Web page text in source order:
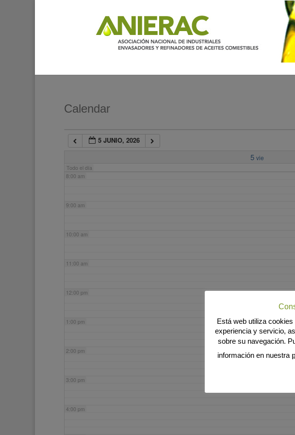
Calendar
5 JUNIO, 2026
5 vie
Todo el día
7:00 am
8:00 am
9:00 am
10:00 am
11:00 am
12:00 pm
1:00 pm
2:00 pm
3:00 pm
4:00 pm
Está web utiliza
experiencia y servicio,
sobre su navegación.
información en nuestra